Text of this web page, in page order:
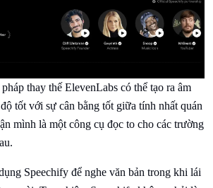
thay thế ElevenLabs có thể tạo ra âm
tốt với sự cân bằng tốt giữa tính nhất quán
mình là một công cụ đọc to cho các trường
Speechify để nghe văn bản trong khi lái